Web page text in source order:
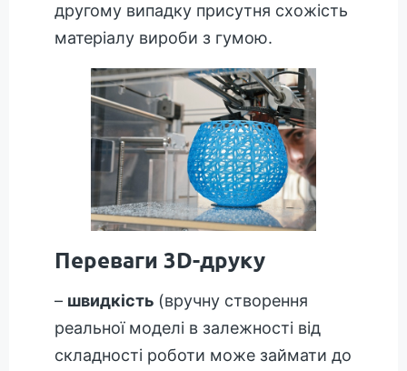
другому випадку присутня схожість
матеріалу вироби з гумою.
Переваги 3D-друку
– швидкість (вручну створення
реальної моделі в залежності від
складності роботи може займати до